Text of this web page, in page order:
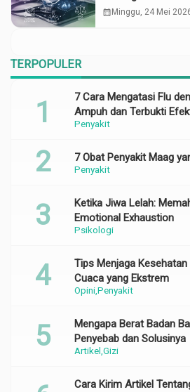
calendar_month Minggu, 24 Mei
TERPOPULER
Penyakit
7 Cara Mengatasi Flu
Ampuh dan Terbukti
Penyakit
7 Obat Penyakit Maag
Psikologi
Ketika Jiwa Lelah:
Emotional Exhaustion
OpiniPenyakit
Tips Menjaga Kesehatan
Cuaca yang Ekstrem
Artikel Gizi
Mengapa Berat Badan
Penyebab dan Solusinya
Cara Kirim Artikel